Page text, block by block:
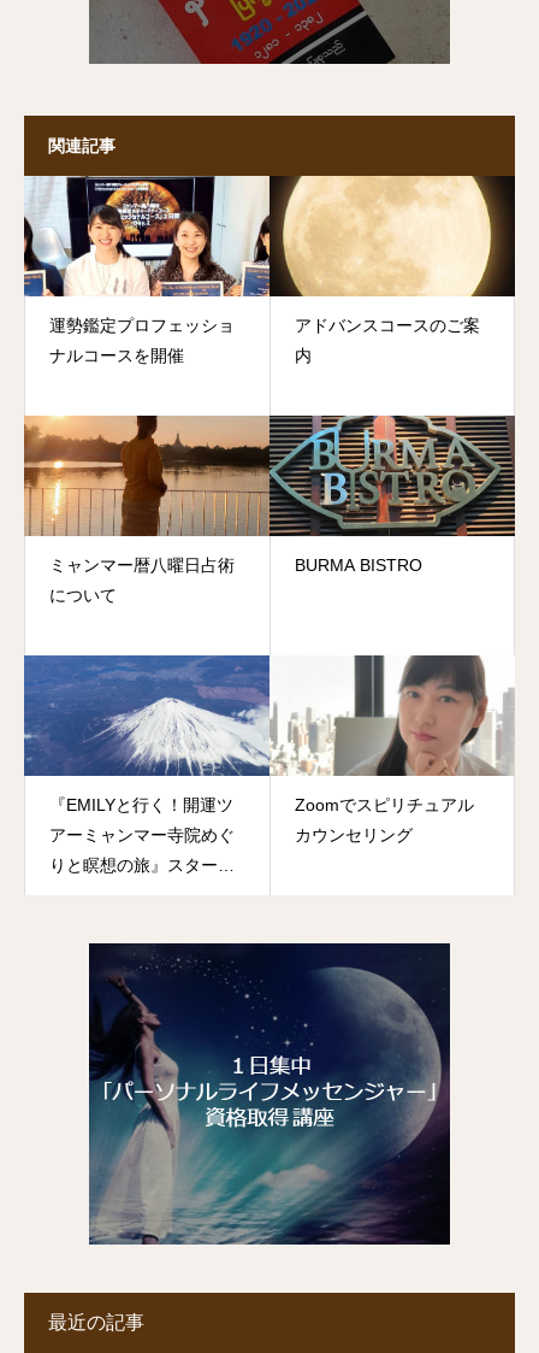
関連記事
運勢鑑定プロフェッショ
ナルコースを開催
アドバンスコースのご案
内
ミャンマー暦八曜日占術
について
BURMA BISTRO
『EMILYと行く！開運ツ
アーミャンマー寺院めぐ
りと瞑想の旅』スター
Zoomでスピリチュアル
カウンセリング
最近の記事